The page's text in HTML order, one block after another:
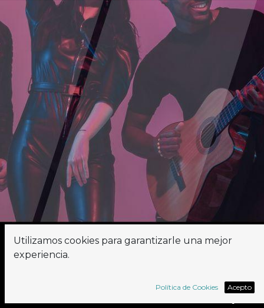
¿Eres un apasionado de Odoo?
Las personas a las que llamamos Asociados están en
Utilizamos cookies para garantizarle una mejor
experiencia.
Política de Cookies Acepto